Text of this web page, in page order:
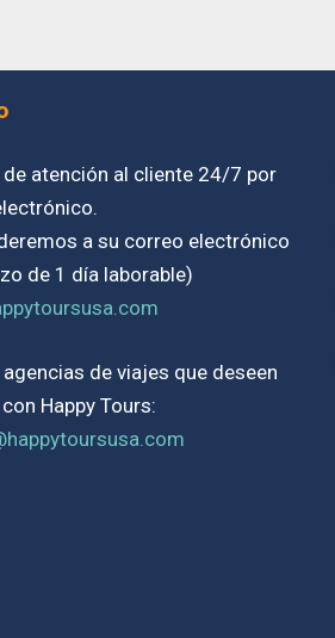
de atención al cliente 24/7 por
a su correo electrónico
de 1 día laborable)
agencias de viajes que deseen
Happy Tours: